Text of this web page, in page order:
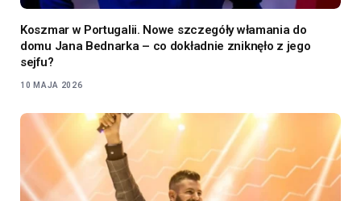
Koszmar w Portugalii. Nowe szczegóły włamania do
domu Jana Bednarka – co dokładnie zniknęło z jego
sejfu?
10 MAJA 2026